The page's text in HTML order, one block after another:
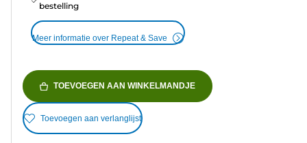
bestelling
Meer informatie over Repeat & Save
TOEVOEGEN AAN WINKELMANDJE
Toevoegen aan verlanglijst